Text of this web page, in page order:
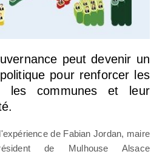
peut devenir un
pour renforcer les
les communes et leur
de Fabian Jordan, maire
de Mulhouse Alsace